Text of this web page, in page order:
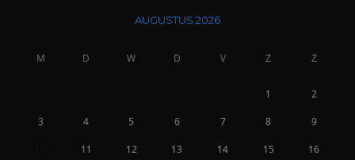
AUGUSTUS 2026
M D W D V Z Z
1 2
3 4 5 6 7 8 9
11 12 13 14 15 16